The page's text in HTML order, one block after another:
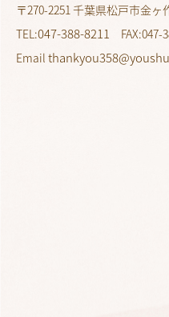
〒270-2251 千葉県松戸市金ヶ
TEL:047-388-8211
FAX:047-
Email